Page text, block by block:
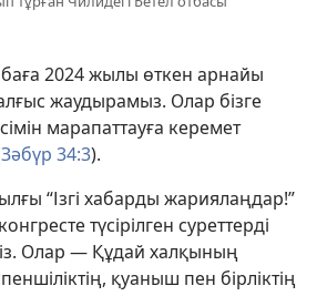
2024 жылы өткен арнайы
жаудырамыз. Олар бізге
марапаттауға керемет
Зәбүр 34:3).
“Ізгі хабарды жариялаңдар!”
түсірілген суреттерді
Олар — Құдай халқының
қуаныш пен бірліктің